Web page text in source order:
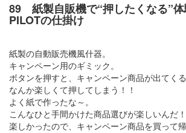
89 紙製自販機で“押したくなる”
PILOTの仕掛け
紙製の自動販売機風什器。
キャンペーン用のギミック。
ボタンを押すと、キャンペーン商品が出てくる
なんか楽しくて押してしまう！！
よく紙で作ったな～。
こんなひと手間かけた商品選びが楽しいんだ！
楽しかったので、キャンペーン商品を買って帰